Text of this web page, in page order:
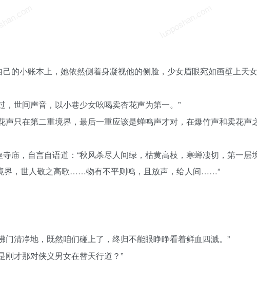
的小账本上，她依然侧着身凝视他的侧脸，少女眉眼宛如画壁上天
世间声音，以小巷少女吆喝卖杏花声为第一。”
声只在第二重境界，最后一重应该是蝉鸣声才对，在爆竹声和卖花声
庙，自言自语道：“秋风杀尽人间绿，枯黄高枝，寒蝉凄切，第一层
界，世人敬之高歌……物有不平则鸣，且放声，给人间……”
门清净地，既然咱们碰上了，终归不能眼睁睁看着鲜血四溅。”
刚才那对侠义男女在替天行道？”